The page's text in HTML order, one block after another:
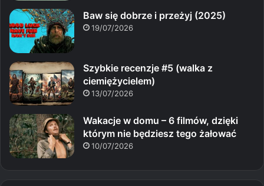
Baw się dobrze i przeżyj (2025)
19/07/2026
Szybkie recenzje #5 (walka z
ciemiężycielem)
13/07/2026
Wakacje w domu – 6 filmów, dzięki
którym nie będziesz tego żałować
10/07/2026